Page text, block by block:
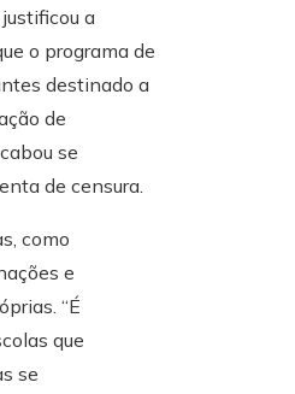
a
o programa de
destinado a
de
se
de censura.
como
e
“É
que
se